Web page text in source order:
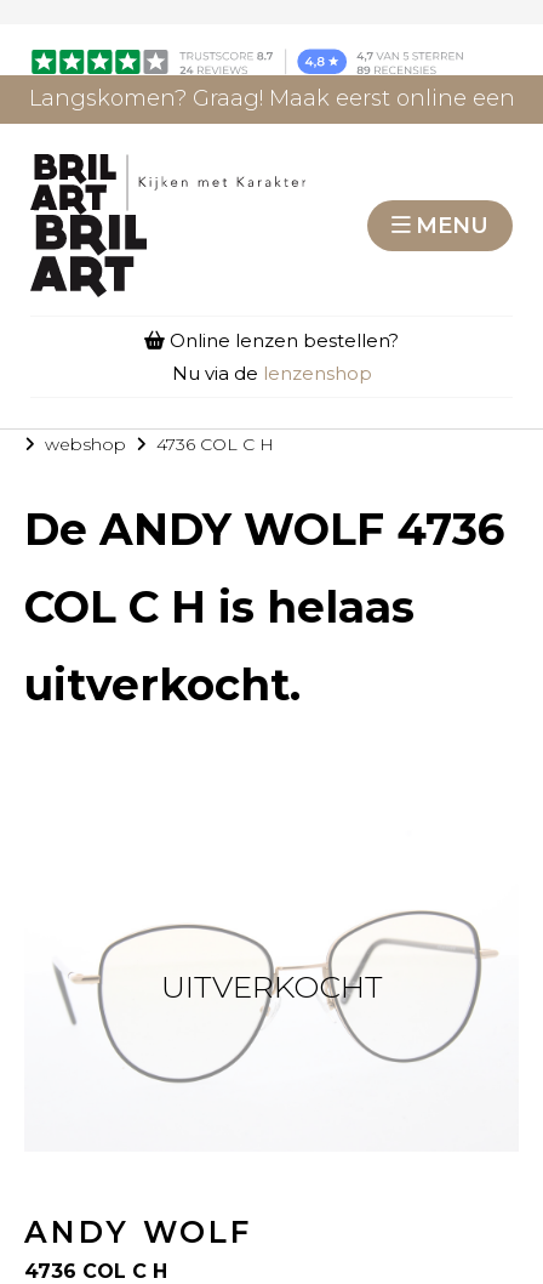
Langskomen? Graag! Maak eerst online een
MENU
Online lenzen bestellen?
Nu via de lenzenshop
webshop 4736 COL C H
DeANDY WOLF 4736
COL C H is helaas
uitverkocht.
UITVERKOCHT
ANDY WOLF
4736 COL C H